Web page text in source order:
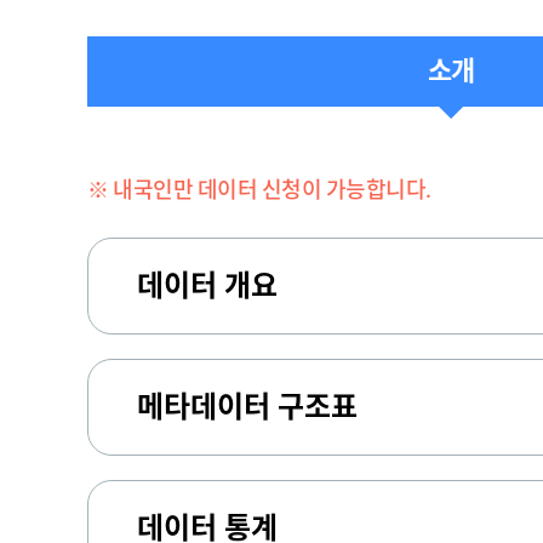
소개
※ 내국인만 데이터 신청이 가능합니다.
데이터 개요
메타데이터 구조표
데이터 통계